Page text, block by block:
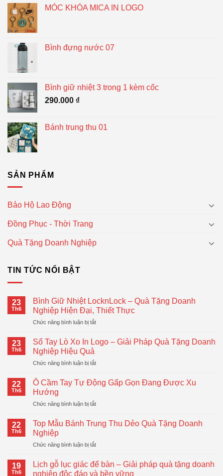
MÓC KHÓA MICA IN LOGO
Bình đựng nước 07
Bình giữ nhiệt 3 trong 1 kèm cốc
290.000 ₫
Bánh trung thu 01
SẢN PHẨM
Bảo Hộ Lao Động
Đồng Phục - Thời Trang
Quà Tặng Doanh Nghiệp
TIN TỨC NỔI BẬT
23
Th6
Bình Giữ Nhiệt LocknLock – Quà Tặng Doanh
Nghiệp Hiện Đại, Thiết Thực
Chức năng bình luận bị tắtở
Nhiệt
–
Tặng
Hiện
Thiết
23
Th6
Sổ Tay Lò Xo In Logo – Giải Pháp Quà Tặng Doanh
Nghiệp Hiệu Quả
Chức năng bình luận bị tắtở
Tay
In
–
Quà
Doanh
Nghiệp
22
Th6
Ô Cầm Tay Tự Động Gấp Gọn Đang Được Xu
Hướng
Chức năng bình luận bị tắtở
Tay
Động
Gọn
Đang
22
Th6
Top Mẫu Bánh Trung Thu Dẻo Quà Tặng Doanh
Nghiệp
Chức năng bình luận bị tắtở
Mẫu
Bánh
19
Th6
Lịch gỗ lục giác để bàn – Giải pháp quà tặng doanh
nghiệp độc đáo và bền vững